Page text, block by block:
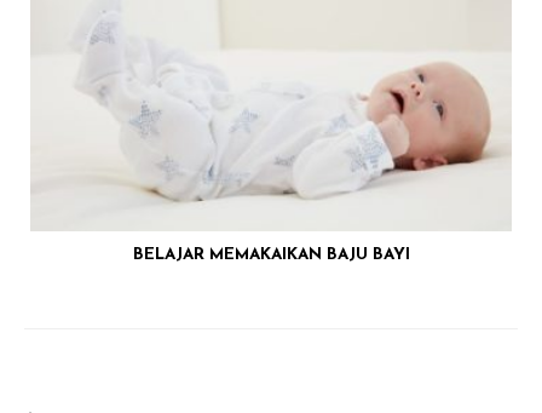
BELAJAR MEMAKAIKAN BAJU BAYI